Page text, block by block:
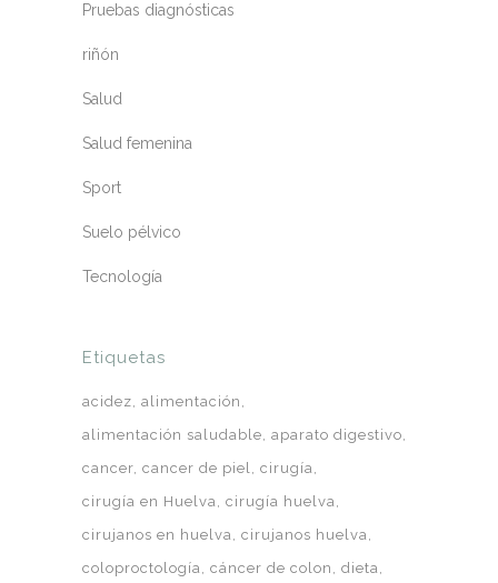
Pruebas diagnósticas
riñón
Salud
Salud femenina
Sport
Suelo pélvico
Tecnología
Etiquetas
acidez alimentación
alimentación saludable aparato digestivo
cancer cancer de piel cirugía
cirugía en Huelva cirugía huelva
cirujanos en huelva cirujanos huelva
coloproctología cáncer de colon
dieta